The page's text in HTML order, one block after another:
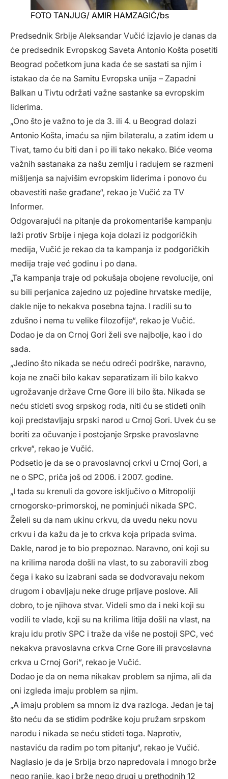
FOTO TANJUG/ AMIR HAMZAGIĆ/bs
Predsednik Srbije Aleksandar Vučić izjavio je danas da
će predsednik Evropskog Saveta Antonio Košta posetiti
Beograd početkom juna kada će se sastati sa njim i
istakao da će na Samitu Evropska unija – Zapadni
Balkan u Tivtu održati važne sastanke sa evropskim
liderima.
„Ono što je važno to je da 3. ili 4. u Beograd dolazi
Antonio Košta, imaću sa njim bilateralu, a zatim idem u
Tivat, tamo ću biti dan i po ili tako nekako. Biće veoma
važnih sastanaka za našu zemlju i radujem se razmeni
mišljenja sa najvišim evropskim liderima i ponovo ću
obavestiti naše građane“, rekao je Vučić za TV
Informer.
Odgovarajući na pitanje da prokomentariše kampanju
laži protiv Srbije i njega koja dolazi iz podgoričkih
medija, Vučić je rekao da ta kampanja iz podgoričkih
medija traje već godinu i po dana.
„Ta kampanja traje od pokušaja obojene revolucije, oni
su bili perjanica zajedno uz pojedine hrvatske medije,
dakle nije to nekakva posebna tajna. I radili su to
zdušno i nema tu velike filozofije“, rekao je Vučić.
Dodao je da on Crnoj Gori želi sve najbolje, kao i do
sada.
„Jedino što nikada se neću odreći podrške, naravno,
koja ne znači bilo kakav separatizam ili bilo kakvo
ugrožavanje države Crne Gore ili bilo šta. Nikada se
neću stideti svog srpskog roda, niti ću se stideti onih
koji predstavljaju srpski narod u Crnoj Gori. Uvek ću se
boriti za očuvanje i postojanje Srpske pravoslavne
crkve“, rekao je Vučić.
Podsetio je da se o pravoslavnoj crkvi u Crnoj Gori, a
ne o SPC, priča još od 2006. i 2007. godine.
„I tada su krenuli da govore isključivo o Mitropoliji
crnogorsko-primorskoj, ne pominjući nikada SPC.
Želeli su da nam ukinu crkvu, da uvedu neku novu
crkvu i da kažu da je to crkva koja pripada svima.
Dakle, narod je to bio prepoznao. Naravno, oni koji su
na krilima naroda došli na vlast, to su zaboravili zbog
čega i kako su izabrani sada se dodvoravaju nekom
drugom i obavljaju neke druge prljave poslove. Ali
dobro, to je njihova stvar. Videli smo da i neki koji su
vodili te vlade, koji su na krilima litija došli na vlast, na
kraju idu protiv SPC i traže da više ne postoji SPC, već
nekakva pravoslavna crkva Crne Gore ili pravoslavna
crkva u Crnoj Gori“, rekao je Vučić.
Dodao je da on nema nikakav problem sa njima, ali da
oni izgleda imaju problem sa njim.
„A imaju problem sa mnom iz dva razloga. Jedan je taj
što neću da se stidim podrške koju pružam srpskom
narodu i nikada se neću stideti toga. Naprotiv,
nastaviću da radim po tom pitanju“, rekao je Vučić.
Naglasio je da je Srbija brzo napredovala i mnogo brže
nego ranije, kao i brže nego drugi u prethodnih 12